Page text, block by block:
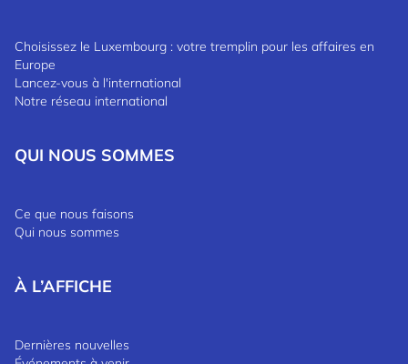
Choisissez le Luxembourg : votre tremplin pour les affaires en
Europe
Lancez-vous à l'international
Notre réseau international
QUI NOUS SOMMES
Ce que nous faisons
Qui nous sommes
À L’AFFICHE
Dernières nouvelles